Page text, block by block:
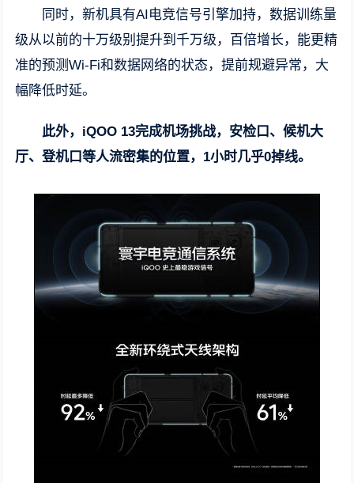
同时，新机具有AI电竞信号引擎加持，数据训练量
级从以前的十万级别提升到千万级，百倍增长，能更精
准的预测Wi-Fi和数据网络的状态，提前规避异常，大
幅降低时延。
此外，iQOO 13完成机场挑战，安检口、候机大
厅、登机口等人流密集的位置，1小时几乎0掉线。